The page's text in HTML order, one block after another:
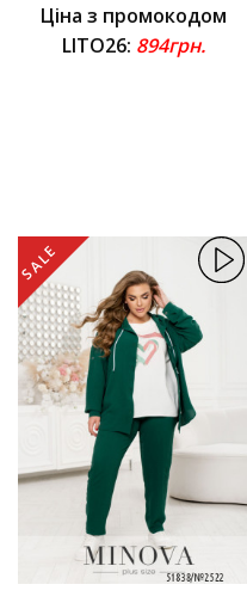
Ціна з промокодом
LITO26: 894грн.
SALE